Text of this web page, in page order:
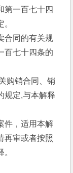
第一百七十四
合同的有关规
百七十四条的
购销合同、销
规定,与本解释
件，适用本解
再审或者按照